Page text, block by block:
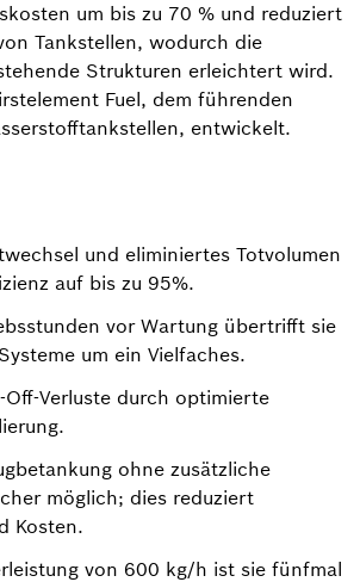
um bis zu 70 % und reduziert
Tankstellen, wodurch die
Strukturen erleichtert wird.
Fuel, dem führenden
entwickelt.
und eliminiertes Totvolumen
auf bis zu 95%.
vor Wartung übertrifft sie
um ein Vielfaches.
Verluste durch optimierte
ohne zusätzliche
möglich; dies reduziert
Kosten.
von 600 kg/h ist sie fünfmal